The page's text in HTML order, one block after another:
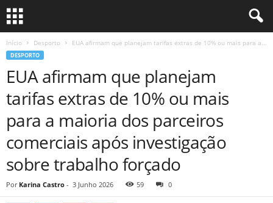
Início Desporto EUA afirmam que planejam tarifas extras de 10% ou mais para a...
DESPORTO
EUA afirmam que planejam
tarifas extras de 10% ou mais
para a maioria dos parceiros
comerciais após investigação
sobre trabalho forçado
Por Karina Castro - 3 Junho 2026 59 0